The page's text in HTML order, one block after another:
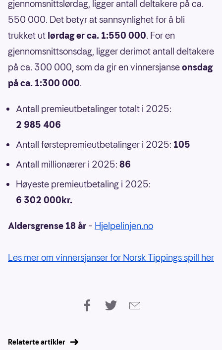
gjennomsnittslørdag, ligger antall deltakere på ca.
550 000. Det betyr at sannsynlighet for å bli
trukket ut lørdag er ca. 1:550 000. For en
gjennomsnittsonsdag, ligger derimot antall deltakere
på ca. 300 000, som da gir en vinnersjanseonsdag
på ca. 1:300 000.
Antall premieutbetalinger totalt i 2025:
2 985 406
Antall førstepremieutbetalinger i 2025: 105
Antall millionærer i 2025: 86
Høyeste premieutbetaling i 2025:
6 302 000kr.
Aldersgrense 18 år – Hjelpelinjen.no
Les mer om vinnersjanser for Norsk Tippings spill her
Relaterte artikler